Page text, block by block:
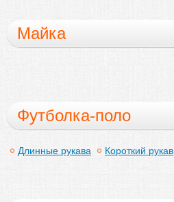
Майка
Футболка-поло
Длинные рукава Короткий рукав